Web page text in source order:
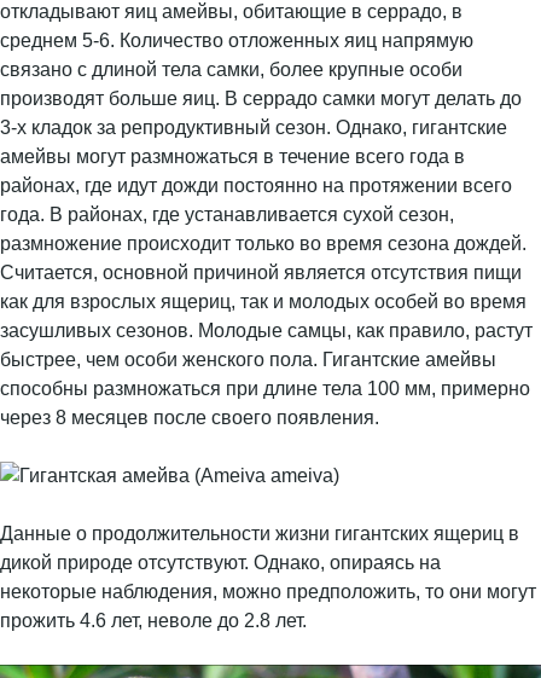
откладывают яиц амейвы, обитающие в серрадо, в
среднем 5-6. Количество отложенных яиц напрямую
связано с длиной тела самки, более крупные особи
производят больше яиц. В серрадо самки могут делать до
3-х кладок за репродуктивный сезон. Однако, гигантские
амейвы могут размножаться в течение всего года в
районах, где идут дожди постоянно на протяжении всего
года. В районах, где устанавливается сухой сезон,
размножение происходит только во время сезона дождей.
Считается, основной причиной является отсутствия пищи
как для взрослых ящериц, так и молодых особей во время
засушливых сезонов. Молодые самцы, как правило, растут
быстрее, чем особи женского пола. Гигантские амейвы
способны размножаться при длине тела 100 мм, примерно
через 8 месяцев после своего появления.
Данные о продолжительности жизни гигантских ящериц в
дикой природе отсутствуют. Однако, опираясь на
некоторые наблюдения, можно предположить, то они могут
прожить 4.6 лет, неволе до 2.8 лет.